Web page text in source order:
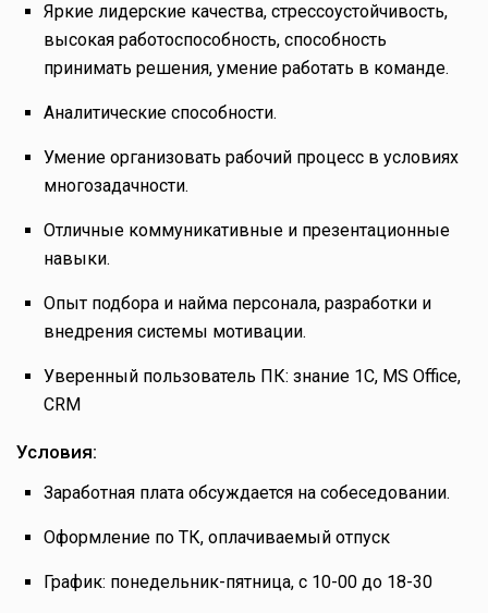
Яркие лидерские качества, стрессоустойчивость,
высокая работоспособность, способность
принимать решения, умение работать в команде.
Аналитические способности.
Умение организовать рабочий процесс в условиях
многозадачности.
Отличные коммуникативные и презентационные
навыки.
Опыт подбора и найма персонала, разработки и
внедрения системы мотивации.
Уверенный пользователь ПК: знание 1С, MS Office,
CRM
Условия:
Заработная плата обсуждается на собеседовании.
Оформление по ТК, оплачиваемый отпуск
График: понедельник-пятница, с 10-00 до 18-30